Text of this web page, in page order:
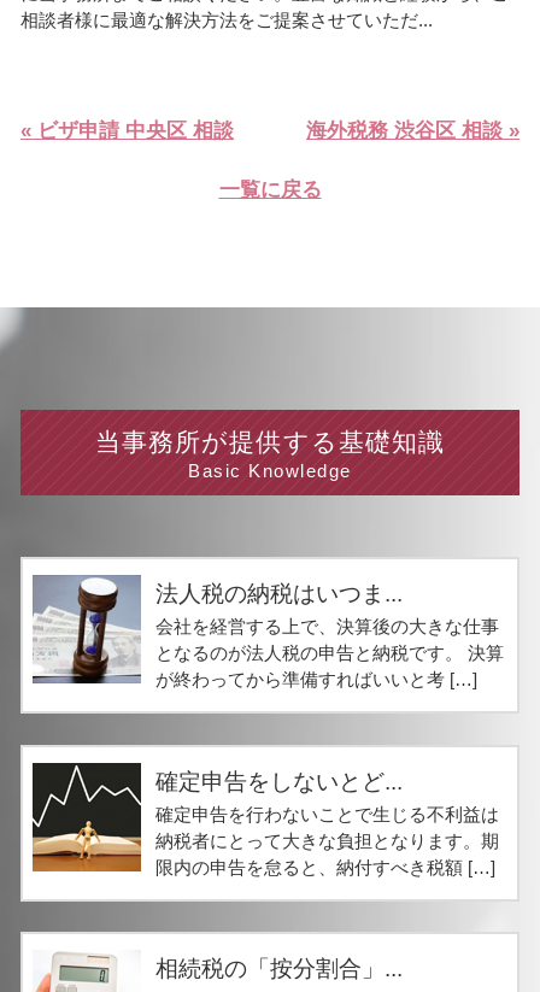
相談者様に最適な解決方法をご提案させていただ...
« ビザ申請 中央区 相談 海外税務 渋谷区 相談 »
一覧に戻る
当事務所が提供する基礎知識
Basic Knowledge
法人税の納税はいつま...
会社を経営する上で、決算後の大きな仕事
となるのが法人税の申告と納税です。 決算
が終わってから準備すればいいと考 […]
確定申告をしないとど...
確定申告を行わないことで生じる不利益は
納税者にとって大きな負担となります。期
限内の申告を怠ると、納付すべき税額 […]
相続税の「按分割合」...